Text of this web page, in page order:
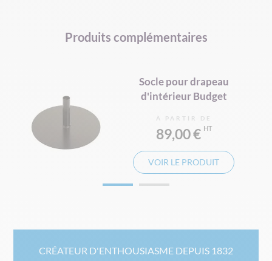
Produits complémentaires
Socle pour drapeau
d'intérieur Budget
À PARTIR DE
89,00 €
VOIR LE PRODUIT
CRÉATEUR D'ENTHOUSIASME DEPUIS 1832